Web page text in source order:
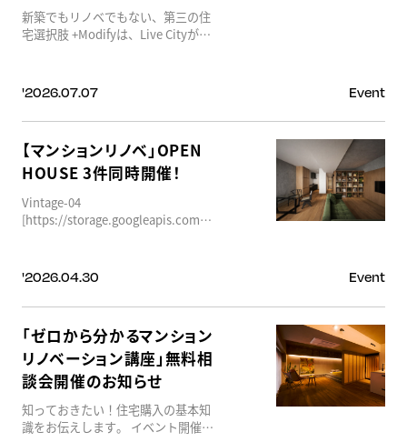
'2026.07.07
新築でもリノベでもない、第三の住
宅選択肢 +Modifyは、Live Cityが企
ファイン住宅ブランドです。 対象と
なるのは、1975年から2005年頃に建
築された「名作規格住宅」。当時の
ねてきた設計思想や構造、素材の価
値を受け継ぎながら、断熱性能や住
タイルに合わせて最適化します。 住
まいを「壊して新しくする」のでは
まいづくりです。 今回のモデルハウ
ループが設計・施工した住宅をLive
Cityが継承し、ReeLが3つのコンセ
プトを軸にリファインを行いまし
た。 外観や空間に息づくアーリーア
メリカンテイストは、当時の設計思
住宅性能は断熱等性能等級G2相当ま
で向上させ、住宅設備はすべて現代
Event
'2026.04.30
【マンションリノベ」OPEN
HOUSE 3件同時開催！
Vintage-04
[https://storage.googleapis.com/p_62e882a5ddd6e2dd4a7ea490/
[https://storage.googleapis.com/p_62e882a5ddd6e2dd4a7ea490/
7e5db2246511/%E5%AF%9D%E5%AE%A4.png]
[https://storage.googleapis.com/p_62e882a5ddd6e2dd4a7ea490/
cbce-4090-a0b2-
dd32e94e616c/%E6%B4%97%E9%9D%A2%E5%8F%B0.png]
住宅取得をご検討中の皆さまへ ――
今、賢く住まいを手に入れるな
ら“リノベーション”という選択も。
■ 3物件同時開催｜フルリノベーシ
Event
「ゼロから分かるマンション
リノベーション講座」無料相
談会開催のお知らせ
知っておきたい！住宅購入の基本知
識をお伝えします。 イベント開催期